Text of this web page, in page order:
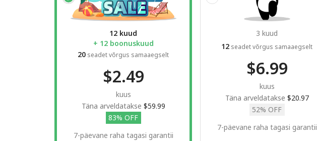
12 kuud
+ 12 boonuskuud
20 seadet võrgus samaaegselt
$2.49
kuus
Täna arveldatakse $59.99
83% OFF
7-päevane raha tagasi garantii
3 kuud
12 seadet võrgus samaaegselt
$6.99
kuus
Täna arveldatakse $20.97
52% OFF
7-päevane raha tagasi garantii